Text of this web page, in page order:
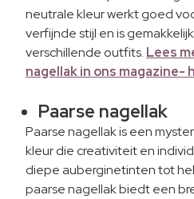
neutrale kleur werkt goed
verfijnde stijl en is
verschillende outfits. Lees
nagellak in ons magazine-
Paarse nagellak
Paarse nagellak is een
kleur die creativiteit en
diepe auberginetinten tot
paarse nagellak biedt een